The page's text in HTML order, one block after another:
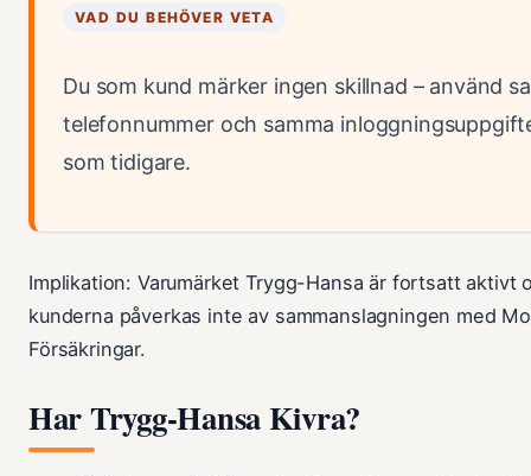
VAD DU BEHÖVER VETA
Du som kund märker ingen skillnad – använd
telefonnummer och samma
som tidigare.
Implikation: Varumärket Trygg-Hansa är fortsatt aktivt
kunderna påverkas inte av sammanslagningen med
Försäkringar.
Har Trygg-Hansa Kivra?